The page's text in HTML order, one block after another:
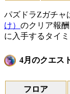
パズドラZガチャ
け） のクリア報
に入手するタイ
4月のクエス
フロア